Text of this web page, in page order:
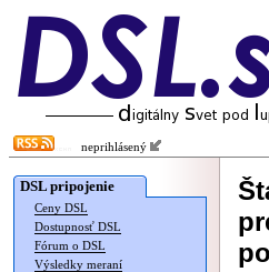
neprihlásený
DSL pripojenie
Ceny DSL
Dostupnosť DSL
Fórum o DSL
Výsledky meraní